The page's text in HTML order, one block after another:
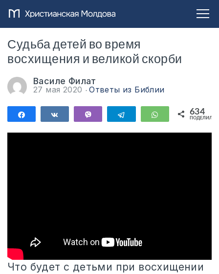
Судьба детей во время
восхищения и великой скорби
Василе Филат
27 мая 2020 Ответы из Библии
ПоделитьсяПоделиться Telegram WhatsApp
634
Что будет с детьми при восхищении